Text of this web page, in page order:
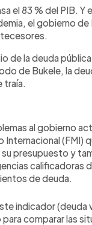
el 83 % del PIB. Y
el gobierno de
de la deuda
de Bukele, la
traía.
al gobierno
(FMI)
presupuesto y
calificadoras
de deuda.
indicador
comparar las